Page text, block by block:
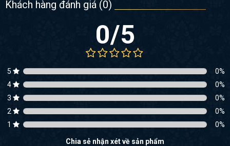
Khách hàng đánh giá (0)
0/5
5 0%
4
0%
3
0%
2
0%
1
0%
Chia sẻ nhận xét về sản phẩm